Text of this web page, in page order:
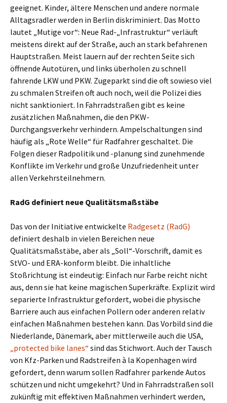
geeignet. Kinder, ältere Menschen und andere normale
Alltagsradler werden in Berlin diskriminiert. Das Motto
lautet „Mutige vor“: Neue Rad-„Infrastruktur“ verläuft
meistens direkt auf der Straße, auch an stark befahrenen
Hauptstraßen. Meist lauern auf der rechten Seite sich
öffnende Autotüren, und links überholen zu schnell
fahrende LKW und PKW. Zugeparkt sind die oft sowieso viel
zu schmalen Streifen oft auch noch, weil die Polizei dies
nicht sanktioniert. In Fahrradstraßen gibt es keine
zusätzlichen Maßnahmen, die den PKW-
Durchgangsverkehr verhindern. Ampelschaltungen sind
häufig als „Rote Welle“ für Radfahrer geschaltet. Die
Folgen dieser Radpolitik und -planung sind zunehmende
Konflikte im Verkehr und große Unzufriedenheit unter
allen Verkehrsteilnehmern.
RadG definiert neue Qualitätsmaßstäbe
Das von der Initiative entwickelte Radgesetz (RadG)
definiert deshalb in vielen Bereichen neue
Qualitätsmaßstäbe, aber als „Soll“-Vorschrift, damit es
StVO- und ERA-konform bleibt. Die inhaltliche
Stoßrichtung ist eindeutig: Einfach nur Farbe reicht nicht
aus, denn sie hat keine magischen Superkräfte. Explizit wird
separierte Infrastruktur gefordert, wobei die physische
Barriere auch aus einfachen Pollern oder anderen relativ
einfachen Maßnahmen bestehen kann. Das Vorbild sind die
Niederlande, Dänemark, aber mittlerweile auch die USA,
„protected bike lanes“ sind das Stichwort. Auch der Tausch
von Kfz-Parken und Radstreifen à la Kopenhagen wird
gefordert, denn warum sollen Radfahrer parkende Autos
schützen und nicht umgekehrt? Und in Fahrradstraßen soll
zukünftig mit effektiven Maßnahmen verhindert werden,